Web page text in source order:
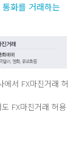
화를 거래하는
서 FX마진거래 허
FX마진거래 허용